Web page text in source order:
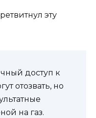
эту
доступ к
отозвать, но
на газ.